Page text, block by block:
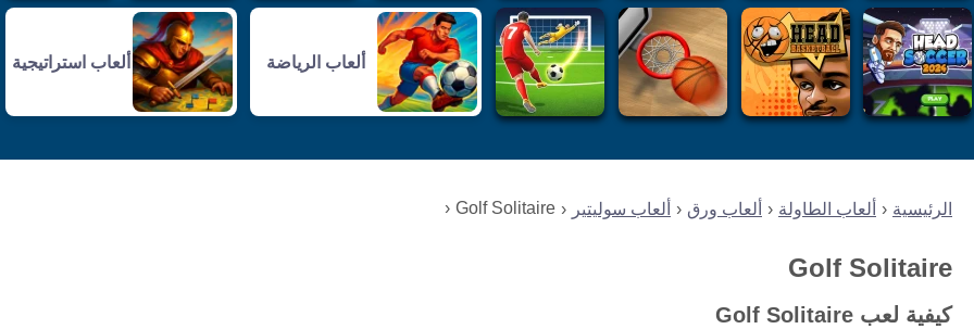
الرئيسية ألعاب الطاولة ألعاب ورق ألعاب سوليتير Golf Solitaire
Golf Solitaire
كيفية لعب Golf Solitaire
ألعاب الرياضة ألعاب استراتيجية